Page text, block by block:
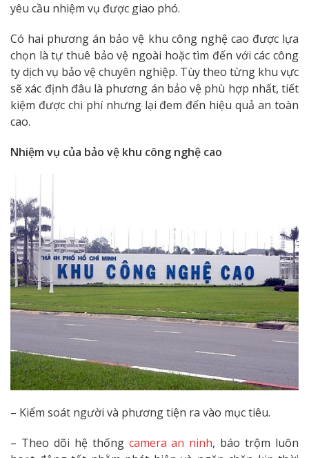
yêu cầu nhiệm vụ được giao phó.
Có hai phương án bảo vệ khu công nghệ cao được lựa
chọn là tự thuê bảo vệ ngoài hoặc tìm đến với các công
ty dịch vụ bảo vệ chuyên nghiệp. Tùy theo từng khu vực
sẽ xác định đâu là phương án bảo vệ phù hợp nhất, tiết
kiệm được chi phí nhưng lại đem đến hiệu quả an toàn
cao.
Nhiệm vụ của bảo vệ khu công nghệ cao
– Kiểm soát người và phương tiện ra vào mục tiêu.
– Theo dõi hệ thốngcamera an ninh, báo trộm luôn